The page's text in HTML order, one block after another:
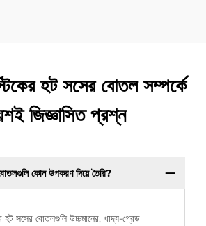
হট সসের বোতল সম্পর্কে
জিজ্ঞাসিত প্রশ্ন
কোন উপকরণ দিয়ে তৈরি?
হট সসের বোতলগুলি উচ্চমানের, খাদ্য-গ্রেড